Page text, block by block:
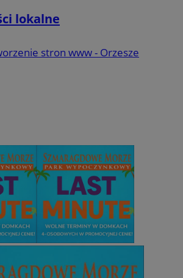
lokalne
stron www - Orzesze